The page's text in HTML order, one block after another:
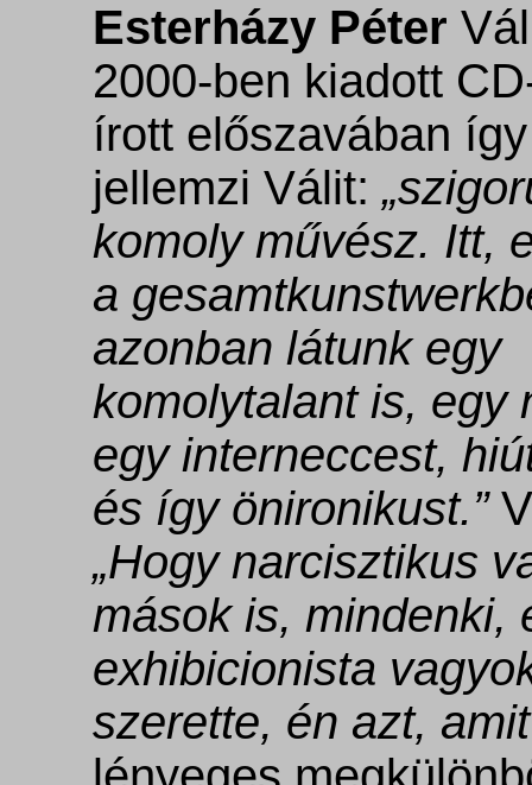
Esterházy Péter
2000-ben kiadott
írott előszavában így
jellemzi Válit:
komoly művész. Itt,
a
azonban látunk egy
komolytalant is, egy
egy interneccest,
és így önironikust.”
„Hogy narcisztikus
mások is, mindenki,
exhibicionista
szerette, én azt,